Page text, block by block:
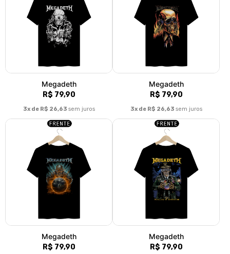
Megadeth
R$ 79,90
3x de R$ 26,63 sem juros
Megadeth
R$ 79,90
3x de R$ 26,63 sem juros
Megadeth
R$ 79,90
Megadeth
R$ 79,90